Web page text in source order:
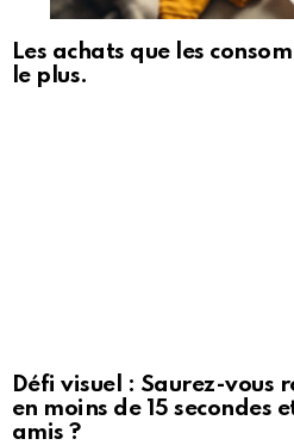
Les achats que les
le plus.
Défi visuel : Saurez-vous
en moins de 15 secondes
amis ?